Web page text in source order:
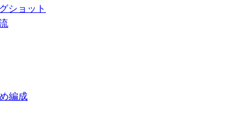
ショット
編成